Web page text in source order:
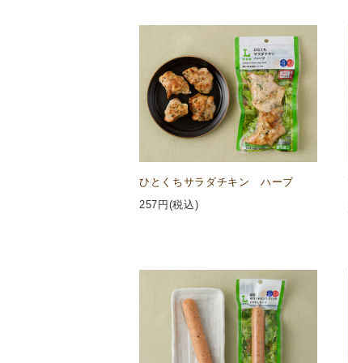
ひとくちサラダチキン ハーブ
257 円(税込)